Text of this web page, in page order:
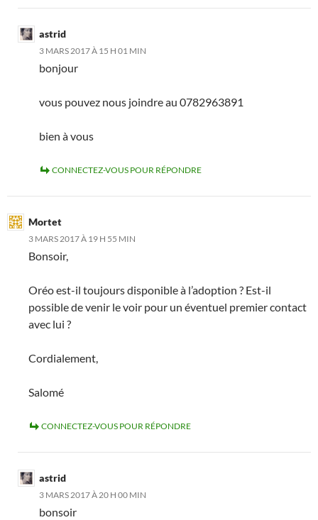
astrid
3 MARS 2017 À 15 H 01 MIN
bonjour
vous pouvez nous joindre au 0782963891
bien à vous
CONNECTEZ-VOUS POUR RÉPONDRE
Mortet
3 MARS 2017 À 19 H 55 MIN
Bonsoir,
Oréo est-il toujours disponible à l’adoption ? Est-il
possible de venir le voir pour un éventuel premier contact
avec lui ?
Cordialement,
Salomé
CONNECTEZ-VOUS POUR RÉPONDRE
astrid
3 MARS 2017 À 20 H 00 MIN
bonsoir